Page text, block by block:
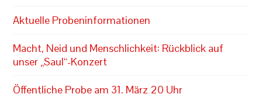
Aktuelle Probeninformationen
Macht, Neid und Menschlichkeit: Rückblick auf
unser „Saul“-Konzert
Öffentliche Probe am 31. März 20 Uhr